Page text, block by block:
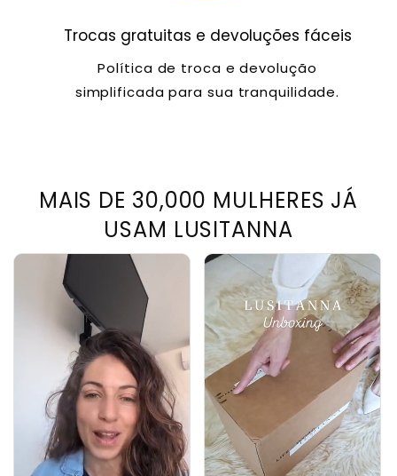
Trocas gratuitas e devoluções fáceis
Política de troca e devolução
simplificada para sua tranquilidade.
MAIS DE 30,000 MULHERES JÁ
USAM LUSITANNA